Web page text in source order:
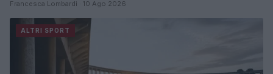
Francesca Lombardi · 10 Ago 2026
ALTRI SPORT